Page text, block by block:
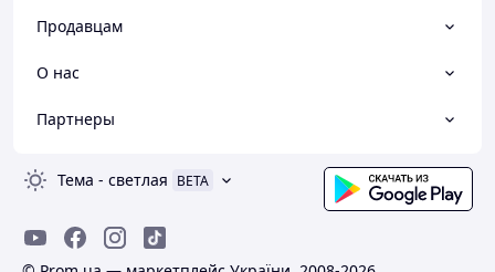
Продавцам
О нас
Партнеры
Тема - светлая BETA